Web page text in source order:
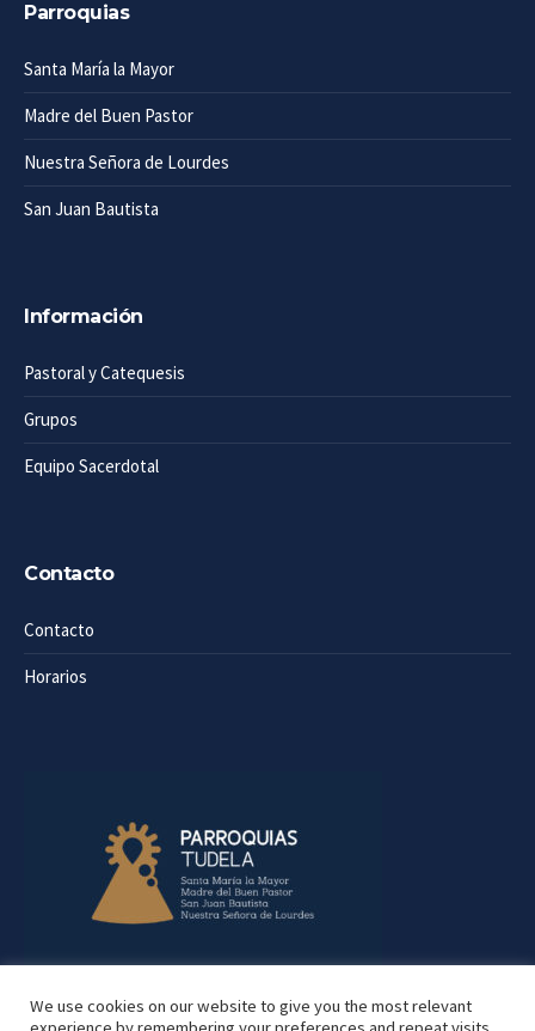
Parroquias
Santa María la Mayor
Madre del Buen Pastor
Nuestra Señora de Lourdes
San Juan Bautista
Información
Pastoral y Catequesis
Grupos
Equipo Sacerdotal
Contacto
Contacto
Horarios
We use cookies on our website to give you the most relevant